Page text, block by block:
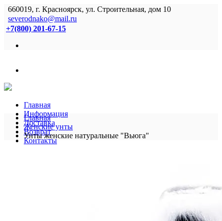
660019, г. Красноярск, ул. Строительная, дом 10
severodnako@mail.ru
+7(800) 201-67-15
Главная
Информация
Доставка
Возврат
Контакты
Главная
Женские унты
Унты женские натуральные "Вьюга"